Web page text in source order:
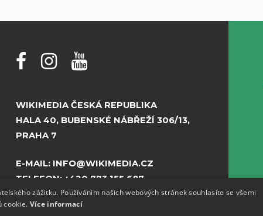
WIKIMEDIA ČESKÁ REPUBLIKA
HALA 40, BUBENSKÉ NÁBŘEŽÍ 306/13,
PRAHA 7
E-MAIL: INFO@WIKIMEDIA.CZ
TELEFON: +420 773 155 687
zážitku. Používáním našich webových stránek souhlasíte se všemi
cookie. Více informací